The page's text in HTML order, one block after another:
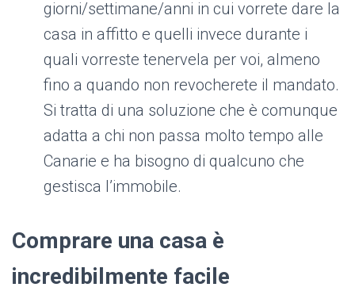
giorni/settimane/anni in cui vorrete dare la
casa in affitto e quelli invece durante i
quali vorreste tenervela per voi, almeno
fino a quando non revocherete il mandato.
Si tratta di una soluzione che è comunque
adatta a chi non passa molto tempo alle
Canarie e ha bisogno di qualcuno che
gestisca l’immobile.
Comprare una casa è
incredibilmente facile